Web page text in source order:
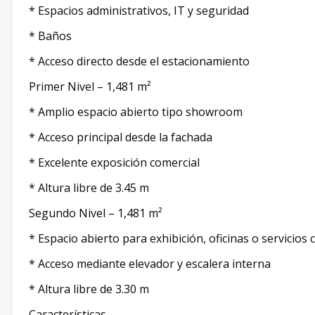
* Espacios administrativos, IT y seguridad
* Baños
* Acceso directo desde el estacionamiento
Primer Nivel – 1,481 m²
* Amplio espacio abierto tipo showroom
* Acceso principal desde la fachada
* Excelente exposición comercial
* Altura libre de 3.45 m
Segundo Nivel – 1,481 m²
* Espacio abierto para exhibición, oficinas o servicios
* Acceso mediante elevador y escalera interna
* Altura libre de 3.30 m